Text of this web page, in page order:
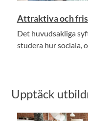
Attraktiva och
Det huvudsakliga
studera hur sociala,
Upptäck